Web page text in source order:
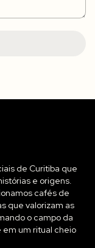
de Curitiba que
e origens.
cafés de
que valorizam as
o campo da
um ritual cheio